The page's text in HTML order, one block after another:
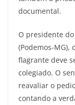
documental.
O presidente
(Podemos-MG),
flagrante deve
colegiado. O
reavaliar o
contando a